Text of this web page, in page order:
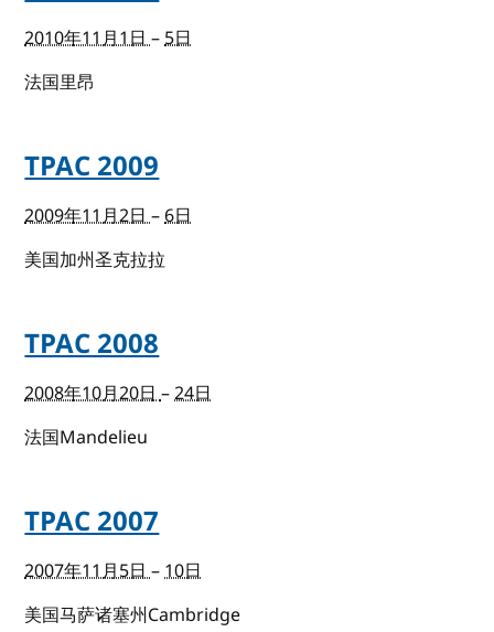
2010年11月1日–5日
法国里昂
TPAC 2009
2009年11月2日–6日
美国加州圣克拉拉
TPAC 2008
2008年10月20日–24日
法国Mandelieu
TPAC 2007
2007年11月5日–10日
美国马萨诸塞州Cambridge